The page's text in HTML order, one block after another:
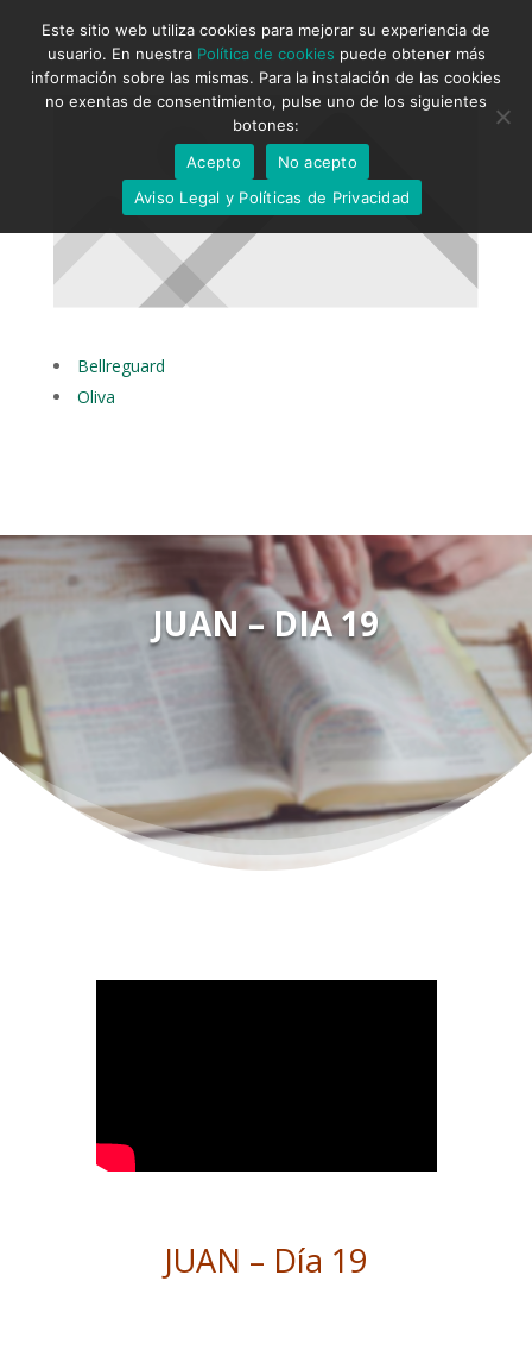
Bellreguard
Oliva
JUAN – DIA 19
JUAN – Día 19
Este sitio web utiliza cookies para mejorar su experiencia de
usuario. En nuestra Política de cookies puede obtener más
información sobre las mismas. Para la instalación de las cookies
no exentas de consentimiento, pulse uno de los siguientes
botones:
Acepto
No acepto
Aviso Legal y Políticas de Privacidad